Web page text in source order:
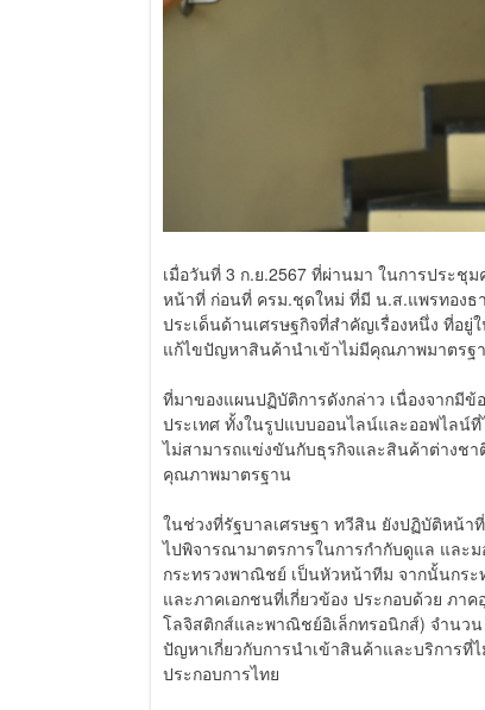
เมื่อวันที่ 3 ก.ย.2567 ที่ผ่านมา ในการประ
หน้าที่ ก่อนที่ ครม.ชุดใหม่ ที่มี น.ส.แพรทองธ
ประเด็นด้านเศรษฐกิจที่สำคัญเรื่องหนึ่ง ที่อยู่
แก้ไขปัญหาสินค้านำเข้าไม่มีคุณภาพมาตรฐ
ที่มาของแผนปฏิบัติการดังกล่าว เนื่องจากมีข้
ประเทศ ทั้งในรูปแบบออนไลน์และออฟไลน์
ไม่สามารถแข่งขันกับธุรกิจและสินค้าต่างช
คุณภาพมาตรฐาน
ในช่วงที่รัฐบาลเศรษฐา ทวีสิน ยังปฏิบัติหน้า
ไปพิจารณามาตรการในการกำกับดูแล และ
กระทรวงพาณิชย์ เป็นหัวหน้าทีม จากนั้นกร
และภาคเอกชนที่เกี่ยวข้อง ประกอบด้วย ภา
โลจิสติกส์และพาณิชย์อิเล็กทรอนิกส์) จำนว
ปัญหาเกี่ยวกับการนำเข้าสินค้าและบริการ
ประกอบการไทย